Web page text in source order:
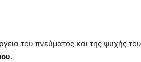
του πνεύματος και της ψυχής του
.